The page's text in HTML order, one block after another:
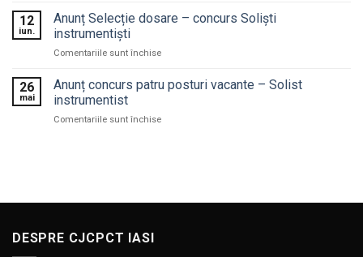
rezultate
concurs
instrumentiști
12
iun.
Anunț Selecție dosare – concurs Soliști
instrumentiști
Comentariile sunt închisepentru
Selecție
dosare
concurs
26
mai
Anunț concurs patru posturi vacante – Solist
instrumentist
Comentariile sunt închisepentru
–
DESPRE CJCPCT IASI